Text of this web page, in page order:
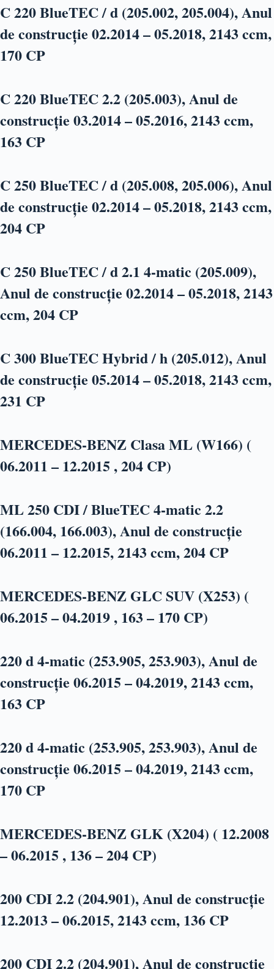
C 220 BlueTEC / d (205.002, 205.004), Anul
de construcție 02.2014 – 05.2018, 2143 ccm,
170 CP
C 220 BlueTEC 2.2 (205.003), Anul de
construcție 03.2014 – 05.2016, 2143 ccm,
163 CP
C 250 BlueTEC / d (205.008, 205.006), Anul
de construcție 02.2014 – 05.2018, 2143 ccm,
204 CP
C 250 BlueTEC / d 2.1 4-matic (205.009),
Anul de construcție 02.2014 – 05.2018, 2143
ccm, 204 CP
C 300 BlueTEC Hybrid / h (205.012), Anul
de construcție 05.2014 – 05.2018, 2143 ccm,
231 CP
MERCEDES-BENZ Clasa ML (W166) (
06.2011 – 12.2015 , 204 CP)
ML 250 CDI / BlueTEC 4-matic 2.2
(166.004, 166.003), Anul de construcție
06.2011 – 12.2015, 2143 ccm, 204 CP
MERCEDES-BENZ GLC SUV (X253) (
06.2015 – 04.2019 , 163 – 170 CP)
220 d 4-matic (253.905, 253.903), Anul de
construcție 06.2015 – 04.2019, 2143 ccm,
163 CP
220 d 4-matic (253.905, 253.903), Anul de
construcție 06.2015 – 04.2019, 2143 ccm,
170 CP
MERCEDES-BENZ GLK (X204) ( 12.2008
– 06.2015 , 136 – 204 CP)
200 CDI 2.2 (204.901), Anul de construcție
12.2013 – 06.2015, 2143 ccm, 136 CP
200 CDI 2.2 (204.901), Anul de construcție